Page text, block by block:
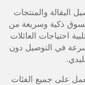
البقالة والمنتجات
ذكية وسريعة من
احتياجات العائلات
في التوصيل دون
على جميع الفئات